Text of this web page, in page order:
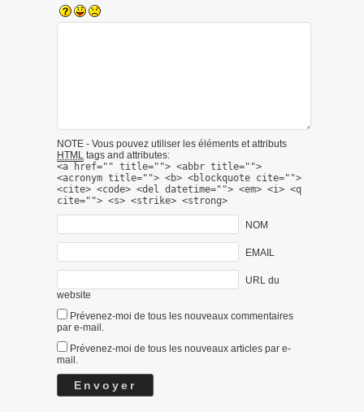
NOTE - Vous pouvez utiliser les éléments et attributs
HTML tags and attributes:
<a href="" title=""> <abbr title="">
<acronym title=""> <b> <blockquote cite="">
<cite> <code> <del datetime=""> <em> <i> <q
cite=""> <s> <strike> <strong>
NOM
EMAIL
URL du
website
Prévenez-moi de tous les nouveaux commentaires
par e-mail.
Prévenez-moi de tous les nouveaux articles par e-
mail.